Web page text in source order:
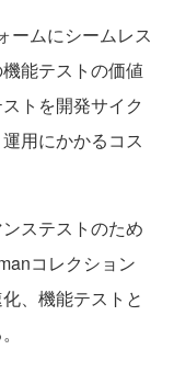
ームにシームレス
能テストの価値
トを開発サイク
用にかかるコス
ステストのため
コレクション
、機能テストと